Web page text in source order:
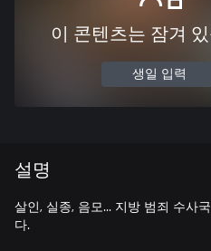
이 콘텐츠는 잠겨
생일 입력
설명
살인, 실종, 음모... 지방 범죄 수사
다.